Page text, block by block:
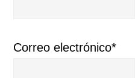
Correo electrónico*